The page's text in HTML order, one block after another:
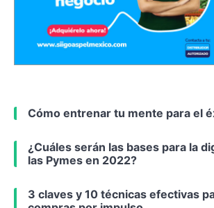
Cómo entrenar tu mente para el
¿Cuáles serán las bases para la
las Pymes en 2022?
3 claves y 10 técnicas efectivas